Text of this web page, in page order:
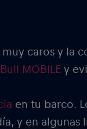
caros y la
MOBILE y
en tu barco.
y en algunas